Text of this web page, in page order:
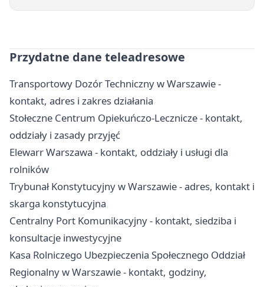
Przydatne dane teleadresowe
Transportowy Dozór Techniczny w Warszawie -
kontakt, adres i zakres działania
Stołeczne Centrum Opiekuńczo-Lecznicze - kontakt,
oddziały i zasady przyjęć
Elewarr Warszawa - kontakt, oddziały i usługi dla
rolników
Trybunał Konstytucyjny w Warszawie - adres, kontakt i
skarga konstytucyjna
Centralny Port Komunikacyjny - kontakt, siedziba i
konsultacje inwestycyjne
Kasa Rolniczego Ubezpieczenia Społecznego Oddział
Regionalny w Warszawie - kontakt, godziny,